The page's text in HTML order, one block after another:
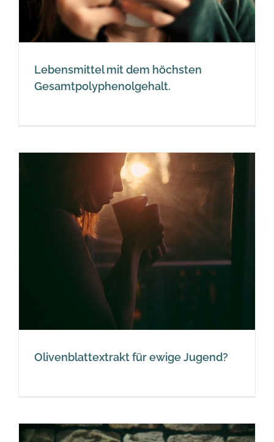
Lebensmittel mit dem höchsten
Gesamtpolyphenolgehalt.
Olivenblattextrakt für ewige Jugend?